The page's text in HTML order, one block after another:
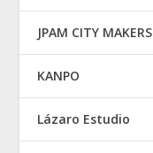
JPAM CITY MAKERS
KANPO
Lázaro Estudio